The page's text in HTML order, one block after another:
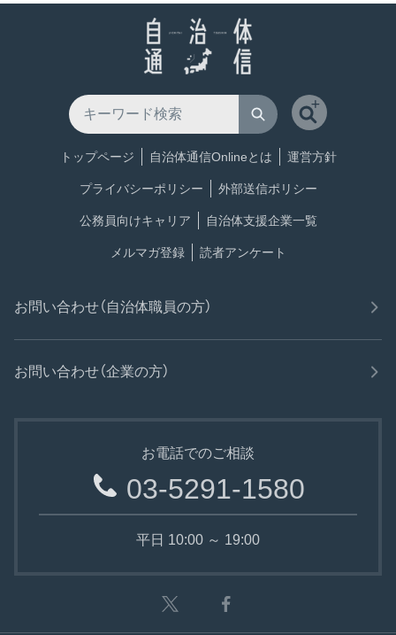
トップページ 自治体通信Onlineとは 運営方針
プライバシーポリシー 外部送信ポリシー
公務員向けキャリア 自治体支援企業一覧
メルマガ登録 読者アンケート
お問い合わせ（自治体職員の方）
お問い合わせ（企業の方）
お電話でのご相談
03-5291-1580
平日 10:00 ～ 19:00